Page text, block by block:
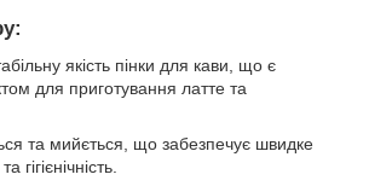
якість пінки для кави, що є
для приготування латте та
та мийється, що забезпечує швидке
гігієнічність.